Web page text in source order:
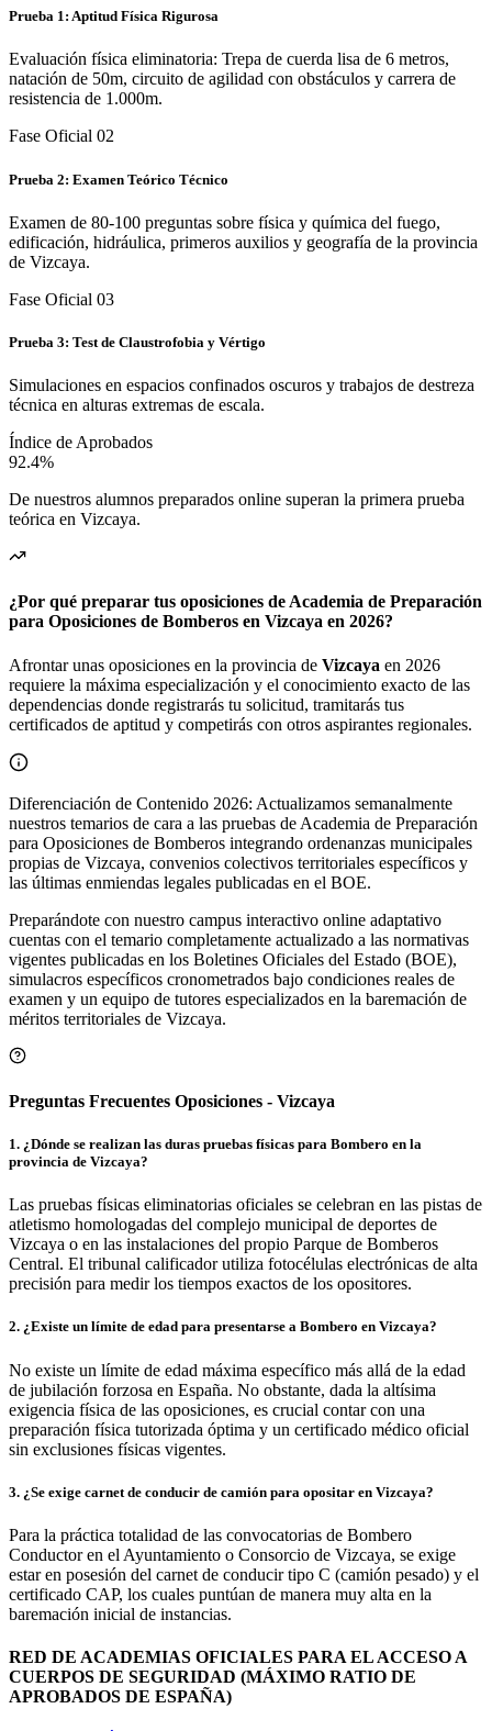
natación de 50m, circuito de agilidad con obstáculos y carrera de
resistencia de 1.000m.
edificación, hidráulica, primeros auxilios y geografía de la provincia
de Vizcaya.
técnica en alturas extremas de escala.
92.4%
teórica enVizcaya.
para Oposiciones de Bomberos en Vizcaya en 2026?
requiere la máxima especialización y el conocimiento exacto de las
dependencias donde registrarás tu solicitud, tramitarás tus
certificados de aptitud y competirás con otros aspirantes regionales.
nuestros temarios de cara a las pruebas de Academia de Preparación
para Oposiciones de Bomberos integrando ordenanzas municipales
propias de Vizcaya, convenios colectivos territoriales específicos y
las últimas enmiendas legales publicadas en el BOE.
cuentas con el temario completamente actualizado a las normativas
vigentes publicadas en los Boletines Oficiales del Estado (BOE),
simulacros específicos cronometrados bajo condiciones reales de
examen y un equipo de tutores especializados en la baremación de
méritos territoriales deVizcaya .
provincia de Vizcaya?
atletismo homologadas del complejo municipal de deportes de
Vizcaya o en las instalaciones del propio Parque de Bomberos
Central. El tribunal calificador utiliza fotocélulas electrónicas de alta
precisión para medir los tiempos exactos de los opositores.
de jubilación forzosa en España. No obstante, dada la altísima
exigencia física de las oposiciones, es crucial contar con una
preparación física tutorizada óptima y un certificado médico oficial
sin exclusiones físicas vigentes.
Conductor en el Ayuntamiento o Consorcio de Vizcaya, se exige
estar en posesión del carnet de conducir tipo C (camión pesado) y el
certificado CAP, los cuales puntúan de manera muy alta en la
baremación inicial de instancias.
CUERPOS DE SEGURIDAD (MÁXIMO RATIO DE
APROBADOS DE ESPAÑA)